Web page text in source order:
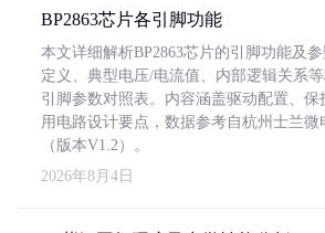
BP2863芯片各引脚功能
本文详细解析BP2863芯片的引脚功能及
定义、典型电压/电流值、内部逻辑关系
引脚参数对照表。内容涵盖驱动配置、保
用电路设计要点，数据参考自杭州士兰微
（版本V1.2）。
2026年8月4日